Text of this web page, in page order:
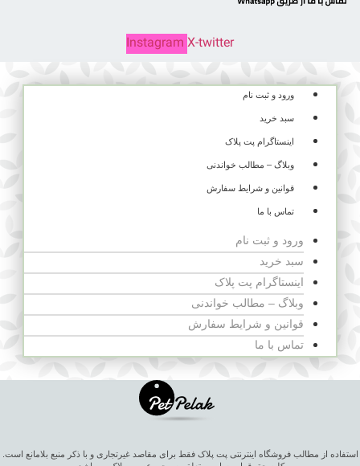
Instagram X-twitter
ورود و ثبت نام
سبد خرید
اینستاگرام پت پلاک
وبلاگ – مطالب خواندنی
قوانین و شرایط سفارش
تماس با ما
ورود و ثبت نام
سبد خرید
اینستاگرام پت پلاک
وبلاگ – مطالب خواندنی
قوانین و شرایط سفارش
تماس با ما
استفاده از مطالب فروشگاه اینترنتی پت پلاک فقط برای مقاصد غیرتجاری و با ذکر منبع بلامانع است.